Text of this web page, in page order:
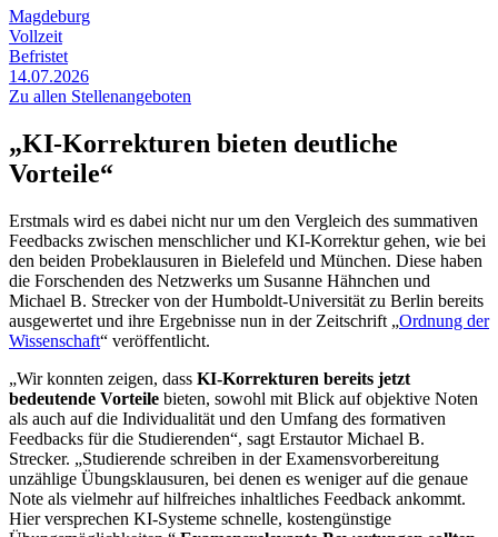
Magdeburg
Vollzeit
Befristet
14.07.2026
Zu allen Stellenangeboten
„KI-Korrekturen bieten deutliche
Vorteile“
Erstmals wird es dabei nicht nur um den Vergleich des summativen
Feedbacks zwischen menschlicher und KI-Korrektur gehen, wie bei
den beiden Probeklausuren in Bielefeld und München. Diese haben
die Forschenden des Netzwerks um Susanne Hähnchen und
Michael B. Strecker von der Humboldt-Universität zu Berlin bereits
ausgewertet und ihre Ergebnisse nun in der Zeitschrift „Ordnung der
Wissenschaft“ veröffentlicht.
„Wir konnten zeigen, dass KI-Korrekturen bereits jetzt
bedeutende Vorteile bieten, sowohl mit Blick auf objektive Noten
als auch auf die Individualität und den Umfang des formativen
Feedbacks für die Studierenden“, sagt Erstautor Michael B.
Strecker. „Studierende schreiben in der Examensvorbereitung
unzählige Übungsklausuren, bei denen es weniger auf die genaue
Note als vielmehr auf hilfreiches inhaltliches Feedback ankommt.
Hier versprechen KI-Systeme schnelle, kostengünstige